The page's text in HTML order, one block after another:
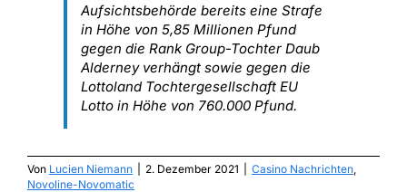
Aufsichtsbehörde bereits eine Strafe
in Höhe von 5,85 Millionen Pfund
gegen die Rank Group-Tochter Daub
Alderney verhängt sowie gegen die
Lottoland Tochtergesellschaft EU
Lotto in Höhe von 760.000 Pfund.
Von Lucien Niemann 2. Dezember 2021 Casino Nachrichten
Novoline-Novomatic